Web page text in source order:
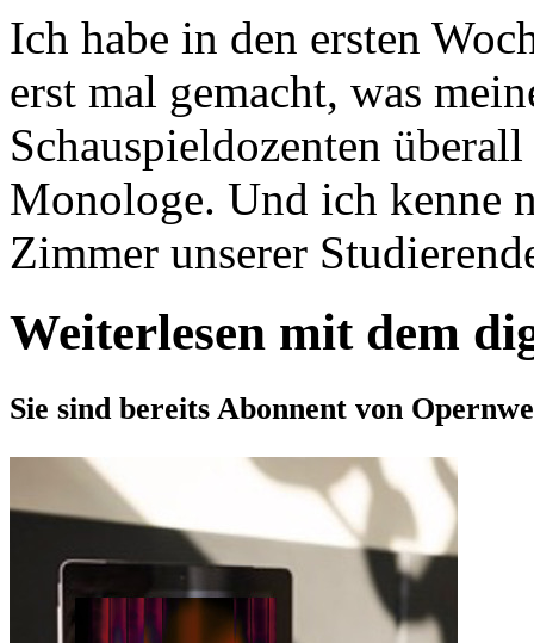
Ich habe in den ersten
erst mal gemacht, was
Schauspieldozenten
Monologe. Und ich kenne
Zimmer unserer
Weiterlesen mit dem
Sie sind bereits Abonnent von